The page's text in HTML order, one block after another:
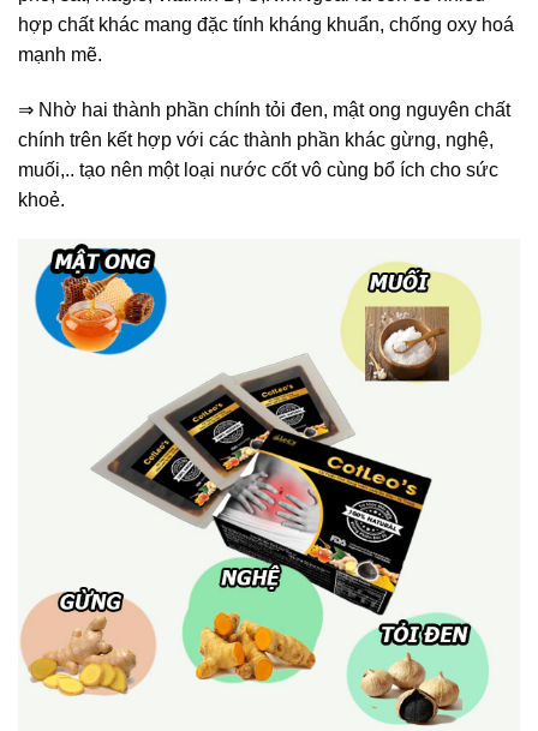
hợp chất khác mang đặc tính kháng khuẩn, chống oxy hoá
mạnh mẽ.
⇒ Nhờ hai thành phần chính tỏi đen, mật ong nguyên chất
chính trên kết hợp với các thành phần khác gừng, nghệ,
muối,.. tạo nên một loại nước cốt vô cùng bổ ích cho sức
khoẻ.